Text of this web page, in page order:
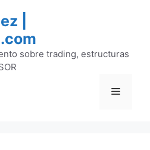
|
sobre trading, estructuras
Menú